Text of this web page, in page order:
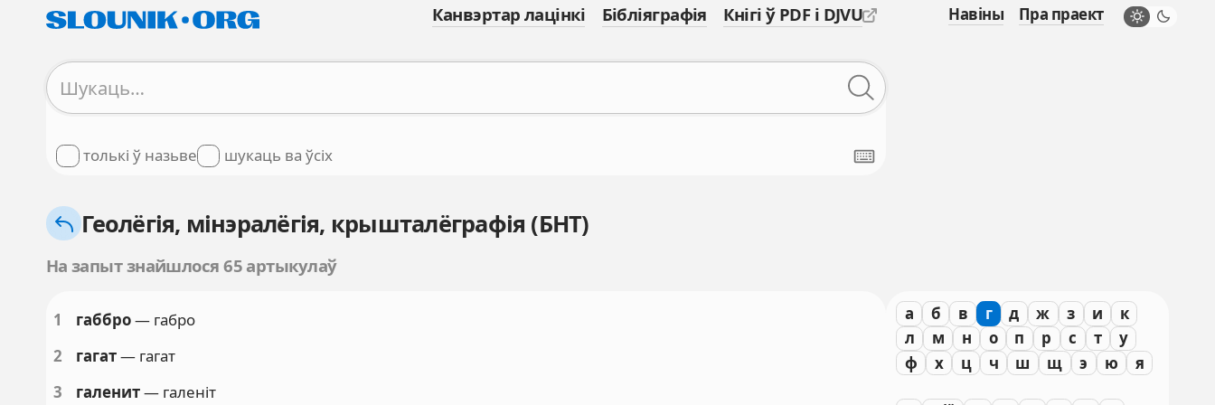
Канвэртар лацінкі Бібліяграфія Кнігі ў PDF і DJVU Навіны Пра праект
толькі ў назьве шукаць ва ўсіх
Геолёгія, мінэралёгія, крышталёграфія (БНТ)
На запыт знайшлося 65 артыкулаў
а б в г д ж з и
к
л
м н о п р с т
у
ф
х ц ч ш щ э ю я
1 габбро— габро
2
гагат— гагат
3
галенит— галеніт